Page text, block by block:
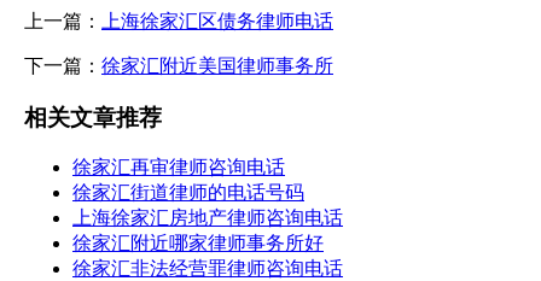
上一篇： 上海徐家汇区债务律师电话
下一篇： 徐家汇附近美国律师事务所
相关文章推荐
徐家汇再审律师咨询电话
徐家汇街道律师的电话号码
上海徐家汇房地产律师咨询电话
徐家汇附近哪家律师事务所好
徐家汇非法经营罪律师咨询电话